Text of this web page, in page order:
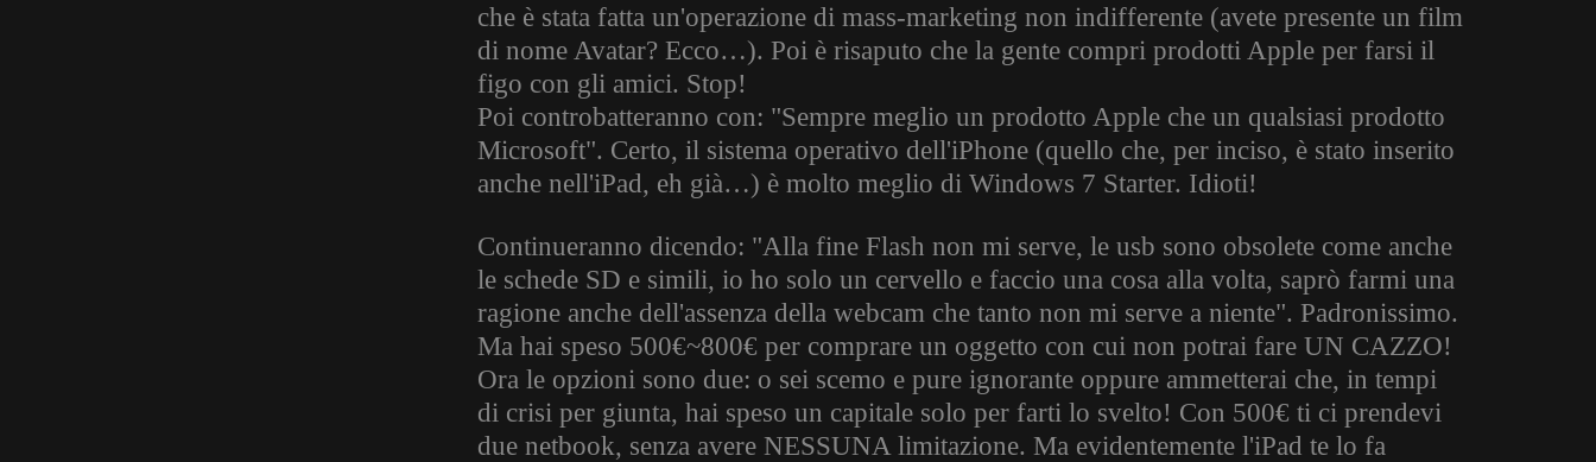
che è stata fatta un'operazione di mass-marketing non indifferente (avete presente un film
di nome Avatar? Ecco…). Poi è risaputo che la gente compri prodotti Apple per farsi il
figo con gli amici. Stop!
Poi controbatteranno con: "Sempre meglio un prodotto Apple che un qualsiasi prodotto
Microsoft". Certo, il sistema operativo dell'iPhone (quello che, per inciso, è stato inserito
anche nell'iPad, eh già…) è molto meglio di Windows 7 Starter. Idioti!
Continueranno dicendo: "Alla fine Flash non mi serve, le usb sono obsolete come anche
le schede SD e simili, io ho solo un cervello e faccio una cosa alla volta, saprò farmi una
ragione anche dell'assenza della webcam che tanto non mi serve a niente". Padronissimo.
Ma hai speso 500€~800€ per comprare un oggetto con cui non potrai fare UN CAZZO!
Ora le opzioni sono due: o sei scemo e pure ignorante oppure ammetterai che, in tempi
di crisi per giunta, hai speso un capitale solo per farti lo svelto! Con 500€ ti ci prendevi
due netbook, senza avere NESSUNA limitazione. Ma evidentemente l'iPad te lo fa